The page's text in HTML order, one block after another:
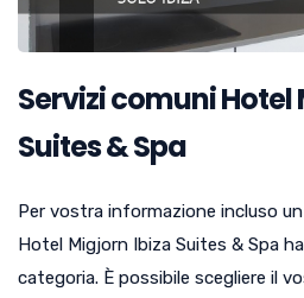
Servizi comuni Hotel
Suites & Spa
Per vostra informazione incluso
Hotel Migjorn Ibiza Suites & Spa
categoria. È possibile scegliere il